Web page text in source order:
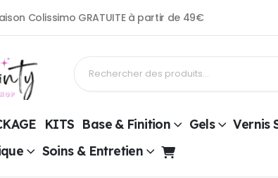
Colissimo GRATUITE à partir de 49€
KITS Base & Finition Gels Vernis
Soins & Entretien